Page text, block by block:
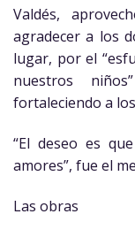
Valdés,
agradecer a los
lugar, por el
nuestros
fortaleciendo a
“El deseo es
amores”, fue el
Las obras